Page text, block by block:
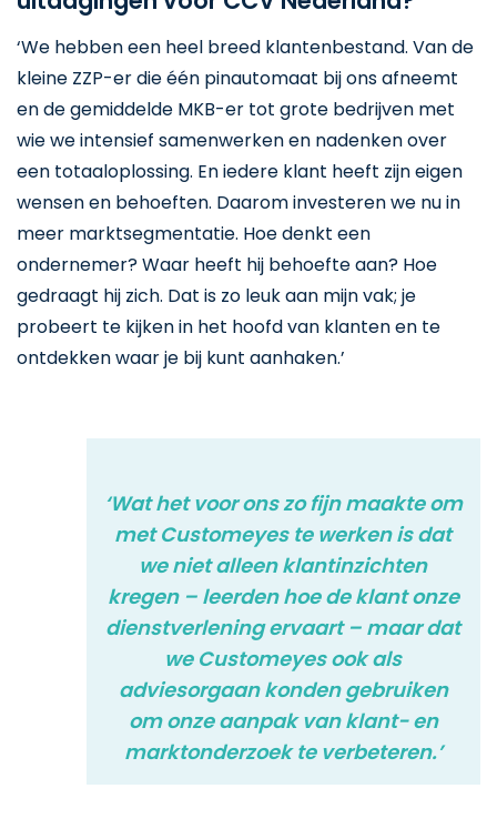
‘We hebben een heel breed klantenbestand. Van de
kleine ZZP-er die één pinautomaat bij ons afneemt
en de gemiddelde MKB-er tot grote bedrijven met
wie we intensief samenwerken en nadenken over
een totaaloplossing. En iedere klant heeft zijn eigen
wensen en behoeften. Daarom investeren we nu in
meer marktsegmentatie. Hoe denkt een
ondernemer? Waar heeft hij behoefte aan? Hoe
gedraagt hij zich. Dat is zo leuk aan mijn vak; je
probeert te kijken in het hoofd van klanten en te
ontdekken waar je bij kunt aanhaken.’
‘Wat het voor ons zo fijn maakte om
met Customeyes te werken is dat
we niet alleen klantinzichten
kregen – leerden hoe de klant onze
dienstverlening ervaart – maar dat
we Customeyes ook als
adviesorgaan konden gebruiken
om onze aanpak van klant- en
marktonderzoek te verbeteren.’